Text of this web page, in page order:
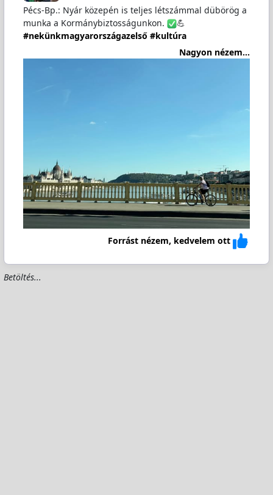
Pécs-Bp.: Nyár közepén is teljes létszámmal dübörög a
munka a Kormánybiztosságunkon.
💪
#nekünkmagyarországazelső #kultúra
Nagyon nézem...
Forrást nézem, kedvelem ott
Betöltés...